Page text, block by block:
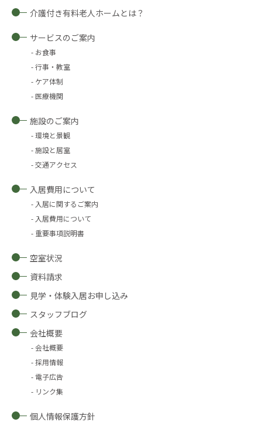
介護付き有料老人ホームとは？
サービスのご案内
お食事
行事・教室
ケア体制
医療機関
施設のご案内
環境と景観
施設と居室
交通アクセス
入居費用について
入居に関するご案内
入居費用について
重要事項説明書
空室状況
資料請求
見学・体験入居お申し込み
スタッフブログ
会社概要
会社概要
採用情報
電子広告
リンク集
個人情報保護方針